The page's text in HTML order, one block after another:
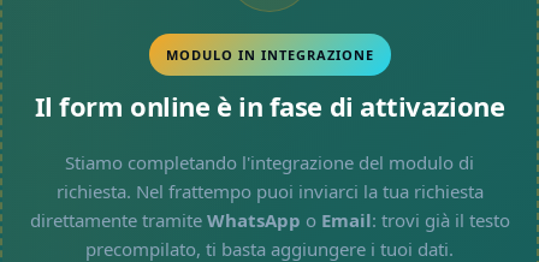
MODULO IN INTEGRAZIONE
Il form online è in fase di attivazione
Stiamo completando l'integrazione del modulo di
richiesta. Nel frattempo puoi inviarci la tua richiesta
direttamente tramite WhatsApp o Email: trovi già il testo
precompilato, ti basta aggiungere i tuoi dati.